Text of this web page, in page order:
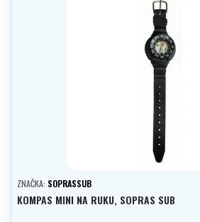
ZNAČKA: SOPRASSUB
KOMPAS MINI NA RUKU, SOPRAS SUB